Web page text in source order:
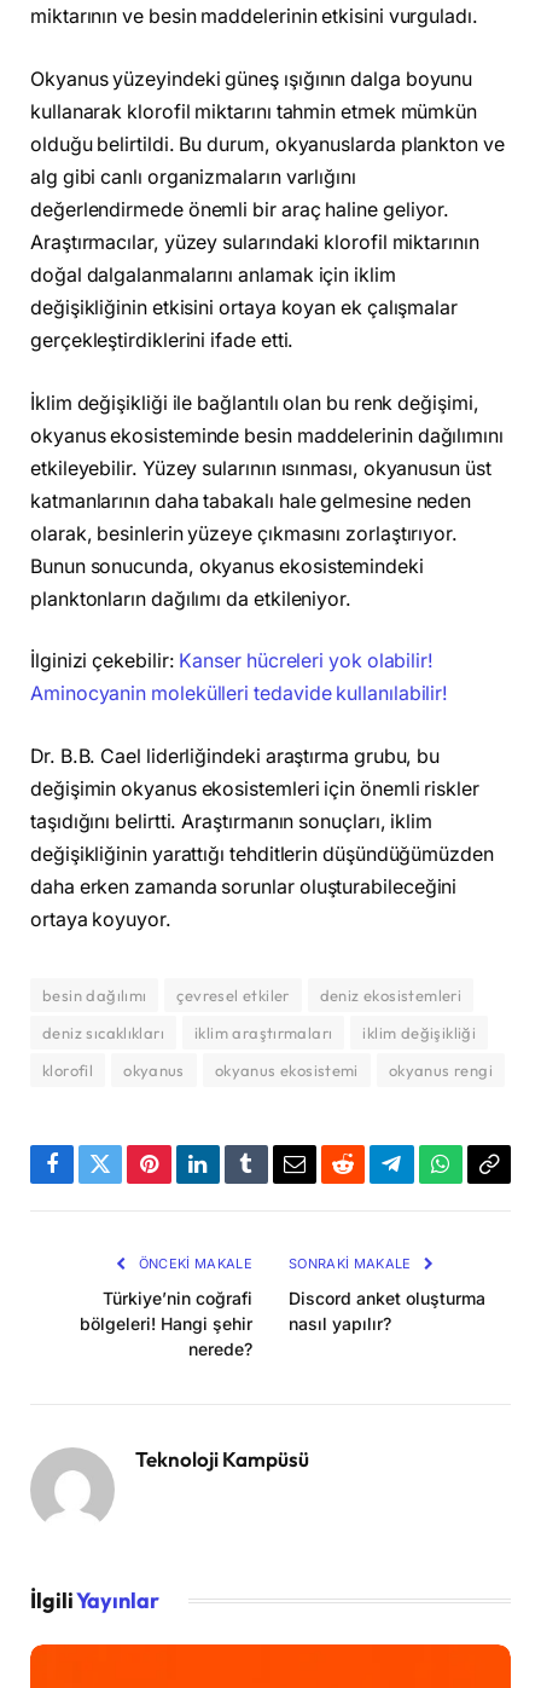
miktarının ve besin maddelerinin etkisini vurguladı.
Okyanus yüzeyindeki güneş ışığının dalga boyunu
kullanarak klorofil miktarını tahmin etmek mümkün
olduğu belirtildi. Bu durum, okyanuslarda plankton ve
alg gibi canlı organizmaların varlığını
değerlendirmede önemli bir araç haline geliyor.
Araştırmacılar, yüzey sularındaki klorofil miktarının
doğal dalgalanmalarını anlamak için iklim
değişikliğinin etkisini ortaya koyan ek çalışmalar
gerçekleştirdiklerini ifade etti.
İklim değişikliği ile bağlantılı olan bu renk değişimi,
okyanus ekosisteminde besin maddelerinin dağılımını
etkileyebilir. Yüzey sularının ısınması, okyanusun üst
katmanlarının daha tabakalı hale gelmesine neden
olarak, besinlerin yüzeye çıkmasını zorlaştırıyor.
Bunun sonucunda, okyanus ekosistemindeki
planktonların dağılımı da etkileniyor.
İlginizi çekebilir: Kanser hücreleri yok olabilir!
Aminocyanin molekülleri tedavide kullanılabilir!
Dr. B.B. Cael liderliğindeki araştırma grubu, bu
değişimin okyanus ekosistemleri için önemli riskler
taşıdığını belirtti. Araştırmanın sonuçları, iklim
değişikliğinin yarattığı tehditlerin düşündüğümüzden
daha erken zamanda sorunlar oluşturabileceğini
ortaya koyuyor.
besin dağılımı çevresel etkiler
deniz ekosistemleri
deniz sıcaklıkları
iklim araştırmaları
iklim değişikliği
klorofil
okyanus okyanus ekosistemi okyanus rengi
Facebook
TwitterPinterestLinkedInTumblrEmailRedditTelegramWhatsApp
ÖNCEKI MAKALE
Türkiye’nin coğrafi
bölgeleri! Hangi şehir
nerede?
SONRAKI MAKALE
Discord anket oluşturma
nasıl yapılır?
Teknoloji Kampüsü
İlgiliYayınlar